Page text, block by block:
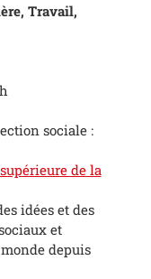
Travail,
sociale :
de la
idées et des
et
depuis